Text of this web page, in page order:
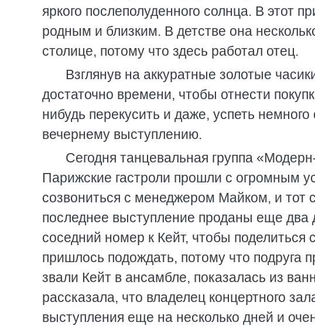
яркого послеполуденного солнца. В этот
родным и близким. В детстве она
столице, потому что здесь работал отец.
Взглянув на аккуратные золотые
достаточно времени, чтобы отнести
нибудь перекусить и даже, успеть немного
вечернему выступлению.
Сегодня танцевальная группа
Парижские гастроли прошли с огромным
созвониться с менеджером Майком, и тот
последнее выступление проданы еще два
соседний номер к Кейт, чтобы
пришлось подождать, потому что подруга
звали Кейт в ансамбле, показалась из
рассказала, что владелец концертного
выступления еще на несколько дней и